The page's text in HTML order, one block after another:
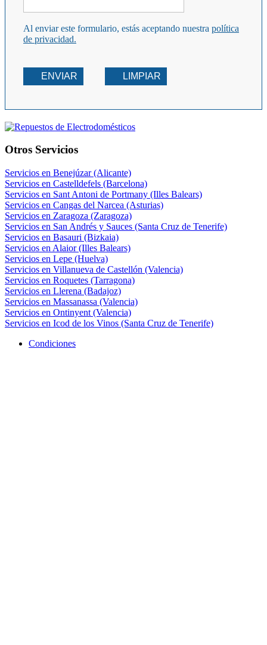
Al enviar este formulario, estás aceptando nuestra política
de privacidad.
ENVIAR LIMPIAR
Otros Servicios
Servicios en Benejúzar (Alicante)
Servicios en Castelldefels (Barcelona)
Servicios en Sant Antoni de Portmany (Illes Balears)
Servicios en Cangas del Narcea (Asturias)
Servicios en Zaragoza (Zaragoza)
Servicios en San Andrés y Sauces (Santa Cruz de Tenerife)
Servicios en Basauri (Bizkaia)
Servicios en Alaior (Illes Balears)
Servicios en Lepe (Huelva)
Servicios en Villanueva de Castellón (Valencia)
Servicios en Roquetes (Tarragona)
Servicios en Llerena (Badajoz)
Servicios en Massanassa (Valencia)
Servicios en Ontinyent (Valencia)
Servicios en Icod de los Vinos (Santa Cruz de Tenerife)
Condiciones